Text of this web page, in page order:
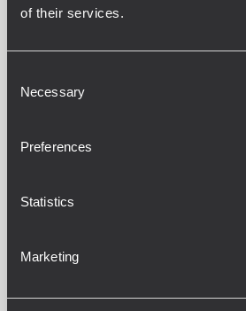
of their services.
Selection
Necessary
Preferences
Statistics
Marketing
COVER